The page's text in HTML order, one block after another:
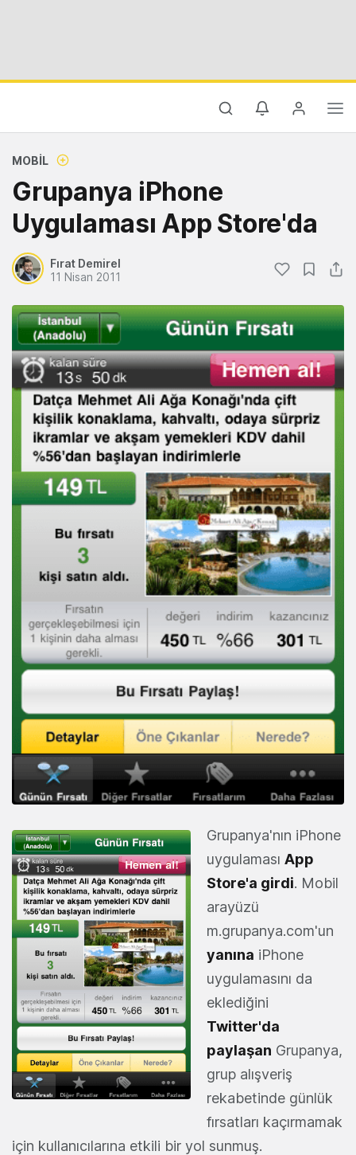
MOBIL
Grupanya iPhone
Uygulaması App Store'da
Fırat Demirel
11 Nisan 2011
Grupanya'nın iPhone
uygulaması App
Store'a girdi. Mobil
arayüzü
m.grupanya.com'un
yanına iPhone
uygulamasını da
eklediğini
Twitter'da
paylaşan Grupanya,
grup alışveriş
rekabetinde günlük
fırsatları kaçırmamak
için kullanıcılarına etkili bir yol sunmuş.